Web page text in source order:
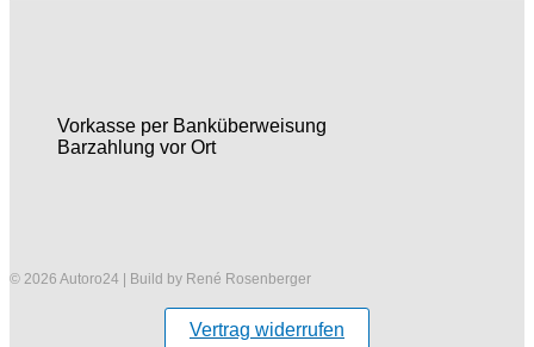
Vorkasse per Banküberweisung
Barzahlung vor Ort
© 2026 Autoro24 | Build by René Rosenberger
Vertrag widerrufen